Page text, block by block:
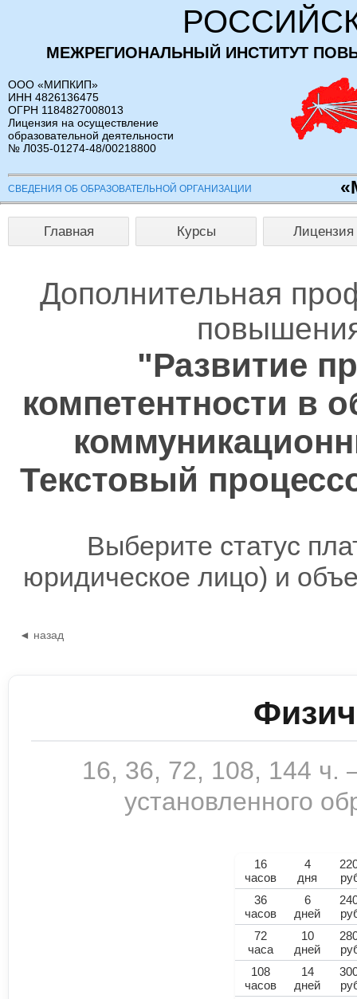
МЕЖРЕГИОНАЛЬНЫЙ ИНСТИТУТ
ООО «МИПКИП»
ИНН 4826136475
ОГРН 1184827008013
Лицензия на осуществление
образовательной деятельности
№ Л035-01274-48/00218800
СВЕДЕНИЯ ОБ ОБРАЗОВАТЕЛЬНОЙ ОРГАНИЗАЦИИ
Главная Курсы Лицензия
Дополнительная
"Развитие
компетентности в
Текстовый
Выберите статус
юридическое лицо) и
◄ назад
16, 36, 72, 108, 144
установленного
16
часов
4
дня
36
часов
6
дней
72
часа
10
дней
108
часов
14
дней